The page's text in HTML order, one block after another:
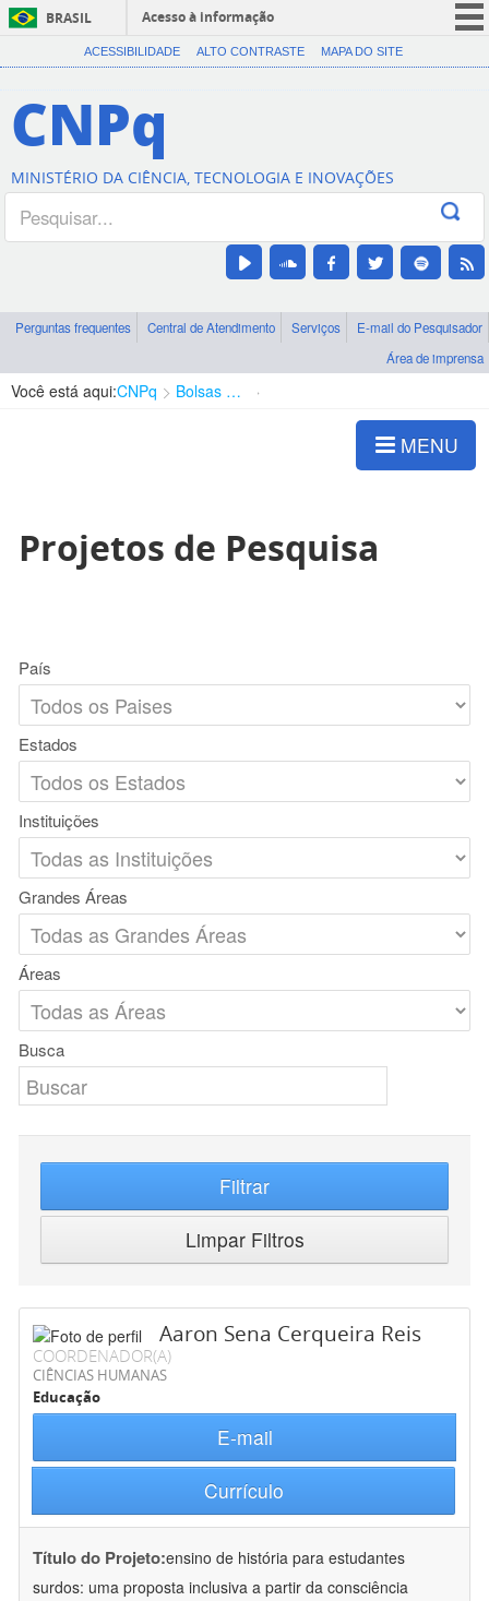
BRASIL
Acesso à informação
CORONAVÍRUS (COVID-19)
Canais
ACESSIBILIDADE ALTO CONTRASTE MAPA DO SITE
CNPq
MINISTÉRIO DA CIÊNCIA, TECNOLOGIA E INOVAÇÕES
Perguntas frequentes Central de Atendimento Serviços
E-mail do Pesquisador
Área de imprensa
Você está aqui:CNPq Bolsas e Auxílios Vigentes
MENU
Projetos de Pesquisa
País
Estados
Instituições
Grandes Áreas
Áreas
Busca
Filtrar
Limpar Filtros
Aaron Sena Cerqueira Reis
COORDENADOR(A)
CIÊNCIAS HUMANAS
Educação
E-mail
Currículo
Título do Projeto:ensino de história para estudantes
surdos: uma proposta inclusiva a partir da consciência